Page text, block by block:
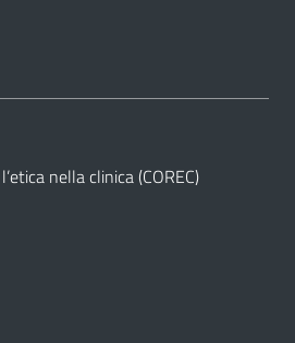
nella clinica (COREC)